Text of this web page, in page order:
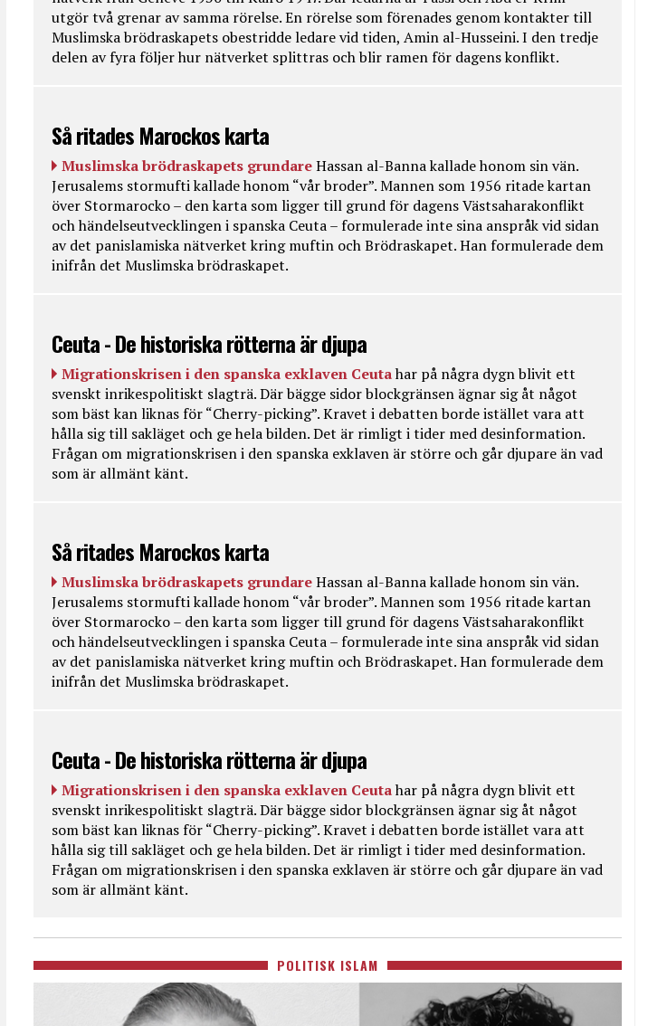
utgör två grenar av samma rörelse. En rörelse som förenades genom kontakter till
Muslimska brödraskapets obestridde ledare vid tiden, Amin al-Husseini. I den tredje
delen av fyra följer hur nätverket splittras och blir ramen för dagens konflikt.
Så ritades Marockos karta
Muslimska brödraskapets grundareHassan al-Banna kallade honom sin vän.
Jerusalems stormufti kallade honom “vår broder”. Mannen som 1956 ritade kartan
över Stormarocko – den karta som ligger till grund för dagens Västsaharakonflikt
och händelseutvecklingen i spanska Ceuta – formulerade inte sina anspråk vid sidan
av det panislamiska nätverket kring muftin och Brödraskapet. Han formulerade dem
inifrån det Muslimska brödraskapet.
Ceuta - De historiska rötterna är djupa
Migrationskrisen i den spanska exklaven Ceutahar på några dygn blivit ett
svenskt inrikespolitiskt slagträ. Där bägge sidor blockgränsen ägnar sig åt något
som bäst kan liknas för “Cherry-picking”. Kravet i debatten borde istället vara att
hålla sig till sakläget och ge hela bilden. Det är rimligt i tider med desinformation.
Frågan om migrationskrisen i den spanska exklaven är större och går djupare än vad
som är allmänt känt.
Så ritades Marockos karta
Muslimska brödraskapets grundareHassan al-Banna kallade honom sin vän.
Jerusalems stormufti kallade honom “vår broder”. Mannen som 1956 ritade kartan
över Stormarocko – den karta som ligger till grund för dagens Västsaharakonflikt
och händelseutvecklingen i spanska Ceuta – formulerade inte sina anspråk vid sidan
av det panislamiska nätverket kring muftin och Brödraskapet. Han formulerade dem
inifrån det Muslimska brödraskapet.
Ceuta - De historiska rötterna är djupa
Migrationskrisen i den spanska exklaven Ceutahar på några dygn blivit ett
svenskt inrikespolitiskt slagträ. Där bägge sidor blockgränsen ägnar sig åt något
som bäst kan liknas för “Cherry-picking”. Kravet i debatten borde istället vara att
hålla sig till sakläget och ge hela bilden. Det är rimligt i tider med desinformation.
Frågan om migrationskrisen i den spanska exklaven är större och går djupare än vad
som är allmänt känt.
POLITISK ISLAM